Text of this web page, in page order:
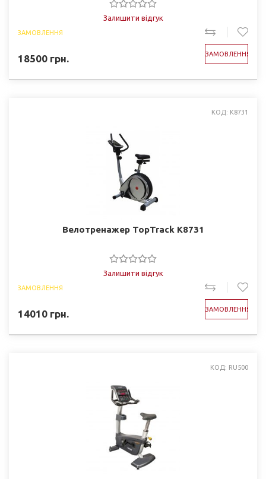
Залишити відгук
ЗАМОВЛЕННЯ
18500 грн. ЗАМОВЛЕННЯ
КОД: K8731
Велотренажер TopTrack K8731
Залишити відгук
ЗАМОВЛЕННЯ
14010 грн. ЗАМОВЛЕННЯ
КОД: RU500